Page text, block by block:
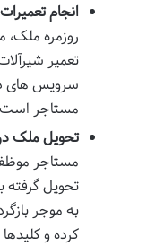
انجام
روزمره
تعمیر
سرویس های
مستاجر
تحویل ملک در
مستاجر
تحویل گرفته
به موجر
کرده و